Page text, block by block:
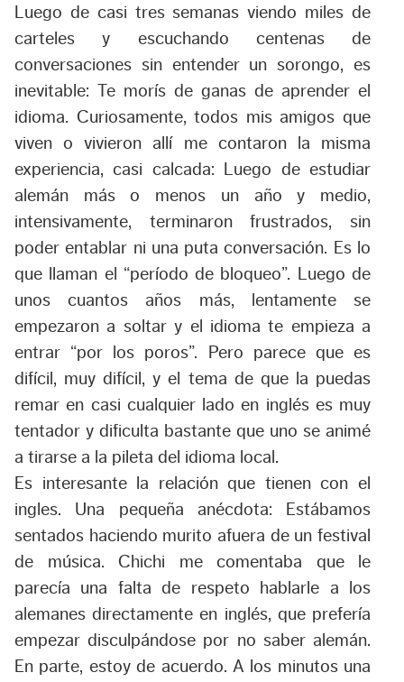
Luego de casi tres semanas viendo miles de
carteles y escuchando centenas de
conversaciones sin entender un sorongo, es
inevitable: Te morís de ganas de aprender el
idioma. Curiosamente, todos mis amigos que
viven o vivieron allí me contaron la misma
experiencia, casi calcada: Luego de estudiar
alemán más o menos un año y medio,
intensivamente, terminaron frustrados, sin
poder entablar ni una puta conversación. Es lo
que llaman el “período de bloqueo”. Luego de
unos cuantos años más, lentamente se
empezaron a soltar y el idioma te empieza a
entrar “por los poros”. Pero parece que es
difícil, muy difícil, y el tema de que la puedas
remar en casi cualquier lado en inglés es muy
tentador y dificulta bastante que uno se animé
a tirarse a la pileta del idioma local.
Es interesante la relación que tienen con el
ingles. Una pequeña anécdota: Estábamos
sentados haciendo murito afuera de un festival
de música. Chichi me comentaba que le
parecía una falta de respeto hablarle a los
alemanes directamente en inglés, que prefería
empezar disculpándose por no saber alemán.
En parte, estoy de acuerdo. A los minutos una